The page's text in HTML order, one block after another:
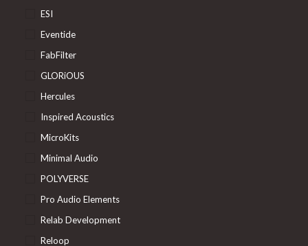
ESI
Eventide
FabFilter
GLORiOUS
Hercules
Inspired Acoustics
MicroKits
Minimal Audio
POLYVERSE
Pro Audio Elements
Relab Development
Reloop